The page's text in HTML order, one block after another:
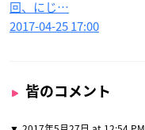
回、にじ…
2017-04-25 17:00
皆のコメント